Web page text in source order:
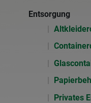
Entsorgung
Privates